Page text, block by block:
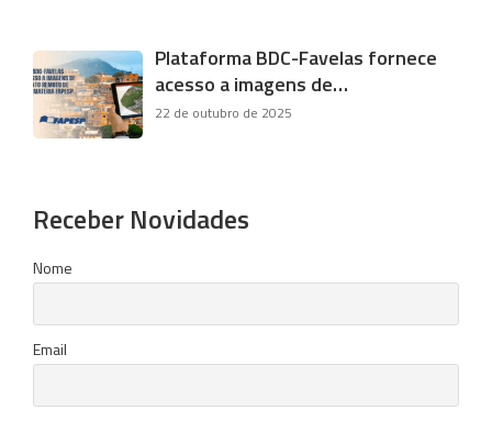
Plataforma BDC-Favelas fornece
acesso a imagens de…
22 de outubro de 2025
Receber Novidades
Nome
Email